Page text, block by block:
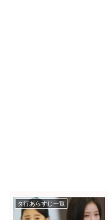
タ行あらすじ一覧